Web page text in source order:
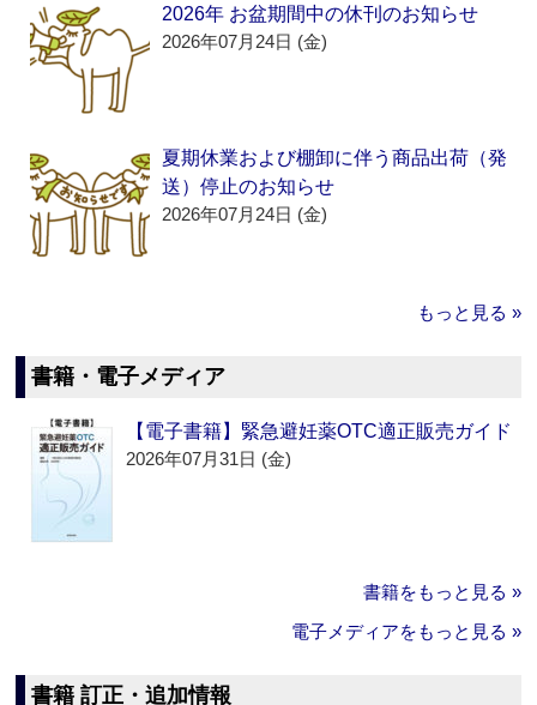
2026年 お盆期間中の休刊のお知らせ
2026年07月24日 (金)
夏期休業および棚卸に伴う商品出荷（発
送）停止のお知らせ
2026年07月24日 (金)
もっと見る »
書籍・電子メディア
【電子書籍】緊急避妊薬OTC適正販売ガイド
2026年07月31日 (金)
書籍をもっと見る »
電子メディアをもっと見る »
書籍 訂正・追加情報